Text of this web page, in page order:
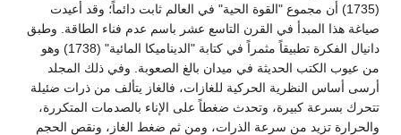
(1735) أن مجموع "القوة الحية" في العالم ثابت دائماً؛ وقد أعيدت
صياغة هذا المبدأ في القرن التاسع عشر باسم عدم فناء الطاقة. وطبق
دانيال الفكرة تطبيقاً مثمراً في كتابة "الديناميكا المائية" (1738) وهو
من عيوب الكتب الحديثة في ميدان بالغ الصعوبة. وفي ذلك المجلد
أرسى أساس النظرية الحركية للغازات، فالغاز يتألف من ذرات ضئيلة
تتحرك بسرعة كبيرة، وتحدث ضغطاً على الإناء بالصدمات المتكررة،
والحرارة تزيد من سرعة الذرات، ومن ثم ضغط الغاز، ونقص الحجم